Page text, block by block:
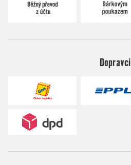
Dopravci